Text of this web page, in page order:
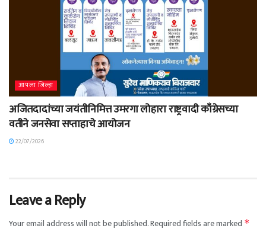
आपला जिल्हा
अजितदादांच्या जयंतीनिमित्त उमरगा लोहारा राष्ट्रवादी काँग्रेसच्या
वतीने जनसेवा सप्ताहाचे आयोजन
22/07/2026
Leave a Reply
Your email address will not be published.Required fields are marked *